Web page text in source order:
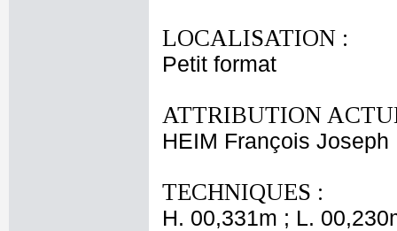
LOCALISATION :
Petit format
ATTRIBUTION
HEIM François Joseph
TECHNIQUES :
H. 00,331m ; L.